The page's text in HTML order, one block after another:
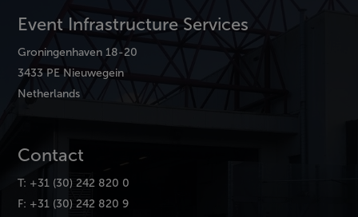
Event Infrastructure Services
Groningenhaven 18-20
3433 PE Nieuwegein
Netherlands
Contact
T: +31 (30) 242 820 0
F: +31 (30) 242 820 9